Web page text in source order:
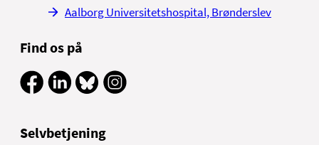
Aalborg Universitetshospital, Brønderslev
Find os på
Selvbetjening